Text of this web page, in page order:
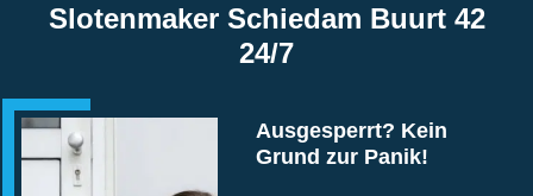
Slotenmaker Schiedam Buurt 42
24/7
Ausgesperrt? Kein
Grund zur Panik!